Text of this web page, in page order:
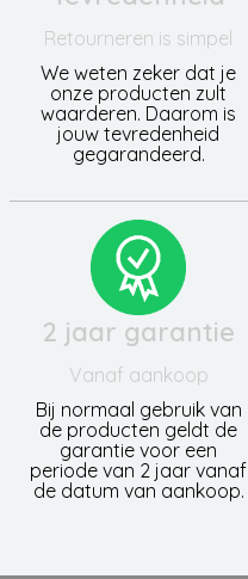
Retourneren is simpel
We weten zeker dat je
onze producten zult
waarderen. Daarom is
jouw tevredenheid
gegarandeerd.
2 jaar garantie
Vanaf aankoop
Bij normaal gebruik van
de producten geldt de
garantie voor een
periode van 2 jaar vanaf
de datum van aankoop.